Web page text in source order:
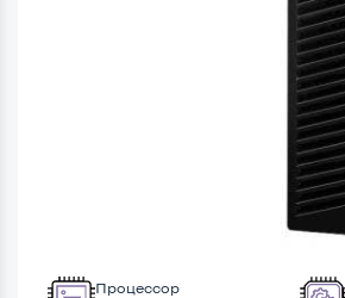
Процессор